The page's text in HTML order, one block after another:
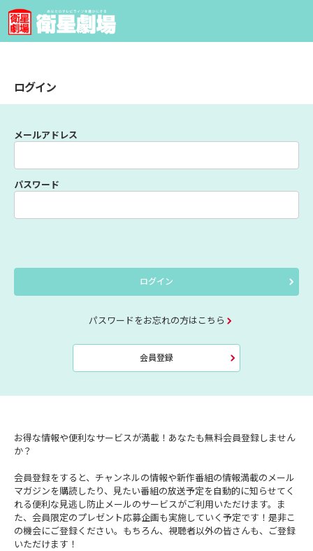
ログイン
メールアドレス
パスワード
ログイン
パスワードをお忘れの方はこちら
会員登録
お得な情報や便利なサービスが満載！あなたも無料会員登録しません
か？
会員登録をすると、チャンネルの情報や新作番組の情報満載のメール
マガジンを購読したり、見たい番組の放送予定を自動的に知らせてく
れる便利な見逃し防止メールのサービスがご利用いただけます。ま
た、会員限定のプレゼント応募企画も実施していく予定です！是非こ
の機会にご登録ください。もちろん、視聴者以外の皆さんも、ご登録
いただけます！